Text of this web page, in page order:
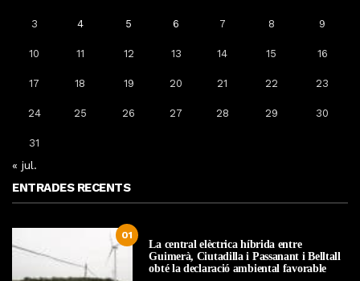
3 4 5 6 7 8 9
10 11 12 13 14 15 16
17 18 19 20 21 22 23
24 25 26 27 28 29 30
31
« jul.
ENTRADES RECENTS
01
La central elèctrica híbrida entre
Guimerà, Ciutadilla i Passanant i Belltall
obté la declaració ambiental favorable